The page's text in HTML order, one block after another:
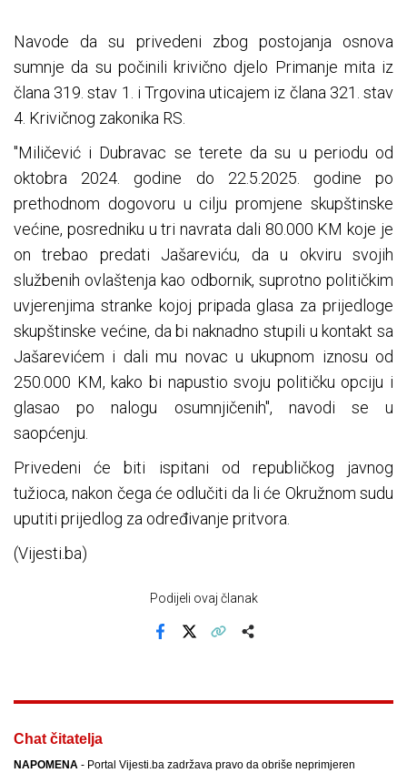
Navode da su privedeni zbog postojanja osnova
sumnje da su počinili krivično djelo Primanje mita iz
člana 319. stav 1. i Trgovina uticajem iz člana 321. stav
4. Krivičnog zakonika RS.
"Miličević i Dubravac se terete da su u periodu od
oktobra 2024. godine do 22.5.2025. godine po
prethodnom dogovoru u cilju promjene skupštinske
većine, posredniku u tri navrata dali 80.000 KM koje je
on trebao predati Jašareviću, da u okviru svojih
službenih ovlaštenja kao odbornik, suprotno političkim
uvjerenjima stranke kojoj pripada glasa za prijedloge
skupštinske većine, da bi naknadno stupili u kontakt sa
Jašarevićem i dali mu novac u ukupnom iznosu od
250.000 KM, kako bi napustio svoju političku opciju i
glasao po nalogu osumnjičenih", navodi se u
saopćenju.
Privedeni će biti ispitani od republičkog javnog
tužioca, nakon čega će odlučiti da li će Okružnom sudu
uputiti prijedlog za određivanje pritvora.
(Vijesti.ba)
Podijeli ovaj članak
Chat čitatelja
NAPOMENA - Portal Vijesti.ba zadržava pravo da obriše neprimjeren